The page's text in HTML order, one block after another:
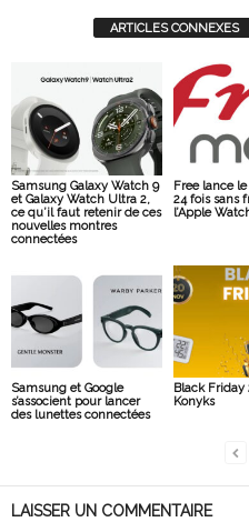
ARTICLES CONNEXES
Samsung Galaxy Watch 9
et Galaxy Watch Ultra 2,
ce qu’il faut retenir de ces
nouvelles montres
connectées
Free lance
24 fois sans
l’Apple
Samsung et Google
s’associent pour lancer
des lunettes connectées
Black Friday
Konyks
LAISSER UN COMMENTAIRE